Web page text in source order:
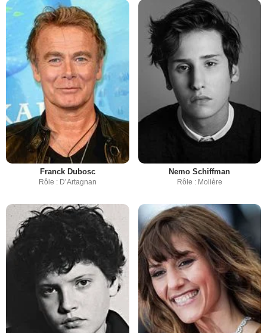
Franck Dubosc
Rôle : D’Artagnan
Nemo Schiffman
Rôle : Molière